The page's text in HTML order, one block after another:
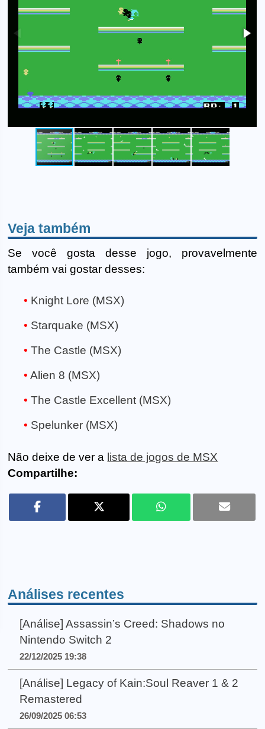
Veja também
Se você gosta desse jogo, provavelmente
também vai gostar desses:
Knight Lore (MSX)
Starquake (MSX)
The Castle (MSX)
Alien 8 (MSX)
The Castle Excellent (MSX)
Spelunker (MSX)
Não deixe de ver a lista de jogos de MSX
Compartilhe:
Análises recentes
[Análise] Assassin’s Creed: Shadows no
Nintendo Switch 2
22/12/2025 19:38
[Análise] Legacy of Kain:Soul Reaver 1 & 2
Remastered
26/09/2025 06:53